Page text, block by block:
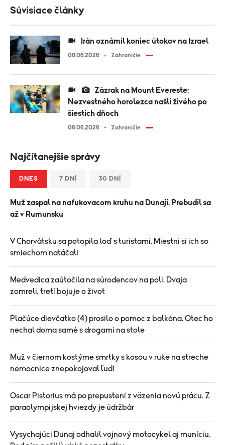
Súvisiace články
Irán oznámil koniec útokov na Izrael
08.06.2026 Zahraničie
Nezvestného horolezca našli živého po
šiestich dňoch
06.06.2026 Zahraničie
Najčítanejšie správy
DNES 7 DNÍ 30 DNÍ
Muž zaspal na nafukovacom kruhu na Dunaji. Prebudil sa
až v Rumunsku
V Chorvátsku sa potopila loď s turistami. Miestni si ich so
smiechom natáčali
Medvedica zaútočila na súrodencov na poli. Dvaja
zomreli, tretí bojuje o život
Plačúce dievčatko (4) prosilo o pomoc z balkóna. Otec ho
nechal doma samé s drogami na stole
Muž v čiernom kostýme smrtky s kosou v ruke na streche
nemocnice znepokojoval ľudí
Oscar Pistorius má po prepustení z väzenia novú prácu. Z
paraolympijskej hviezdy je údržbár
Vysychajúci Dunaj odhalil vojnový motocykel aj muníciu.